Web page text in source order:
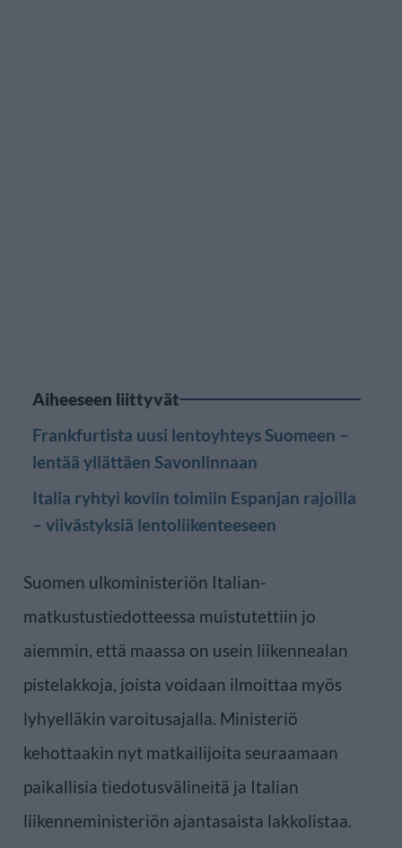
Aiheeseen liittyvät
Frankfurtista uusi lentoyhteys Suomeen –
lentää yllättäen Savonlinnaan
Italia ryhtyi koviin toimiin Espanjan rajoilla
– viivästyksiä lentoliikenteeseen
Suomen ulkoministeriön Italian-
matkustustiedotteessa muistutettiin jo
aiemmin, että maassa on usein liikennealan
pistelakkoja, joista voidaan ilmoittaa myös
lyhyelläkin varoitusajalla. Ministeriö
kehottaakin nyt matkailijoita seuraamaan
paikallisia tiedotusvälineitä ja Italian
liikenneministeriön ajantasaista lakkolistaa.